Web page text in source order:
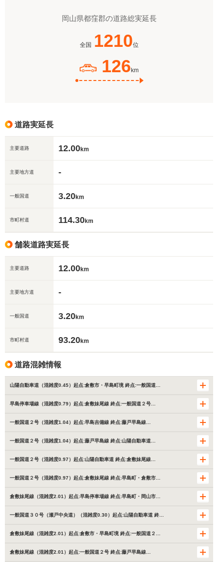
岡山県都窪郡の道路総実延長
全国 1210位
126 km
道路実延長
主要道路 12.00km
主要地方道 -
一般国道 3.20km
市町村道 114.30km
舗装道路実延長
主要道路 12.00km
主要地方道 -
一般国道 3.20km
市町村道 93.20km
道路混雑情報
山陽自動車道（混雑度0.45）起点:倉敷市・早島町境 終点:一般国道…
早島停車場線（混雑度0.79）起点:倉敷妹尾線 終点:一般国道２号…
一般国道２号（混雑度1.04）起点:早島吉備線 終点:藤戸早島線…
一般国道２号（混雑度1.04）起点:藤戸早島線 終点:山陽自動車道…
一般国道２号（混雑度0.97）起点:山陽自動車道 終点:倉敷妹尾線…
一般国道２号（混雑度0.97）起点:倉敷妹尾線 終点:早島町・倉敷市…
倉敷妹尾線（混雑度2.01）起点:早島停車場線 終点:早島町・岡山市…
一般国道３０号（瀬戸中央道）（混雑度0.30）起点:山陽自動車道 終…
倉敷妹尾線（混雑度2.01）起点:倉敷市・早島町境 終点:一般国道２…
倉敷妹尾線（混雑度2.01）起点:一般国道２号 終点:藤戸早島線…